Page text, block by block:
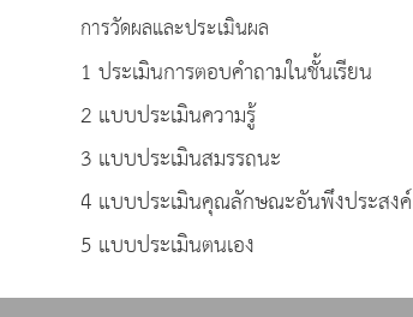
การวัดผลและประเมินผล
1 ประเมินการตอบคำถามในชั้นเรียน
2 แบบประเมินความรู้
3 แบบประเมินสมรรถนะ
4 แบบประเมินคุณลักษณะอันพึงประสงค์
5 แบบประเมินตนเอง